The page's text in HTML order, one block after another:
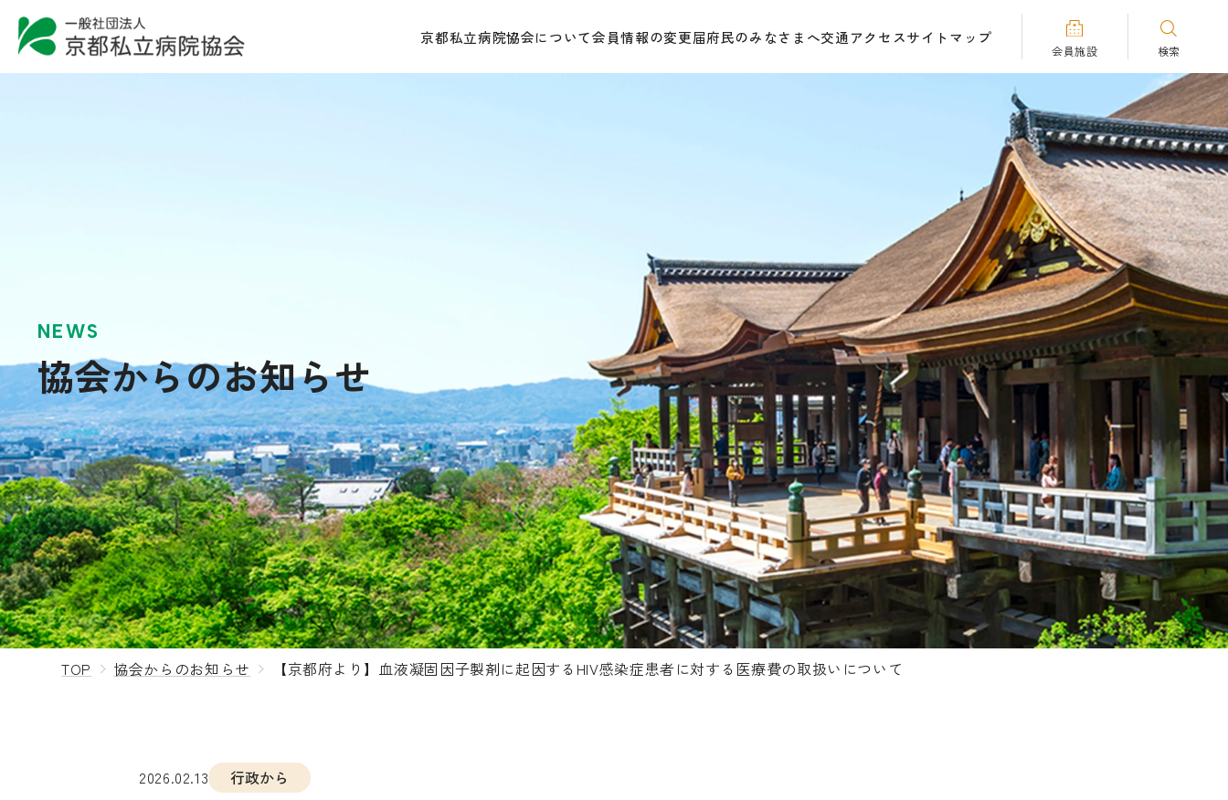
京都私立病院協会について会員情報の変更届府民のみなさまへ交通アクセスサイトマップ
会員施設 検索
NEWS
協会からのお知らせ
TOP 協会からのお知らせ 【京都府より】血液凝固因子製剤に起因するHIV感染症患者に対する医療費の取扱いについて
2026.02.13 行政から